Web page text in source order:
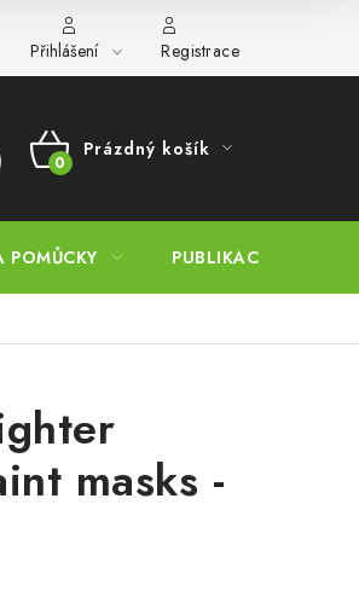
Hromadná objednávka
Přihlášení Registrace
NÁKUPNÍ
Prázdný košík
POMŮCKY PUBLIKACE
masks -